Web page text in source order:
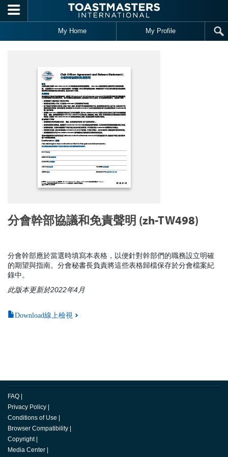
Skip to main content
My Home My Profile
分會幹部協議和免責聲明 (zh-TW498)
分會幹部應於當選時填寫本表格，以便針對幹部們的職務設立明確
的期望與指南。分會秘書長負責將這些表格歸檔保存於分會檔案紀
錄中。
此版本更新於2022年4月
Download線上檢視
FAQ
Privacy Policy
Conditions of Use
Browser Compatibility
Copyright
Media Center